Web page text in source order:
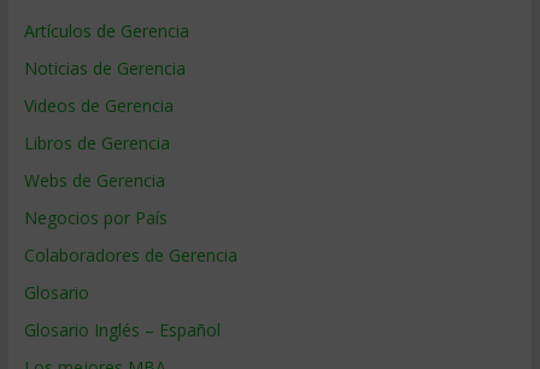
Artículos de Gerencia
Noticias de Gerencia
Videos de Gerencia
Libros de Gerencia
Webs de Gerencia
Negocios por País
Colaboradores de Gerencia
Glosario
Glosario Inglés – Español